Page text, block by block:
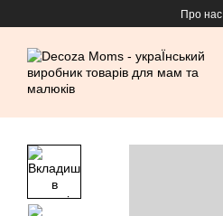
Перейти до основного контентуПро нас